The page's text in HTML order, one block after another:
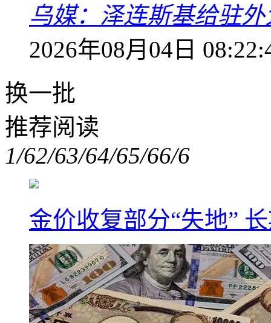
乌媒：泽连斯基给驻
2026年08月04日
换一批
推荐阅读
1/62/63/64/65/66/6
金价收复部分“失地”